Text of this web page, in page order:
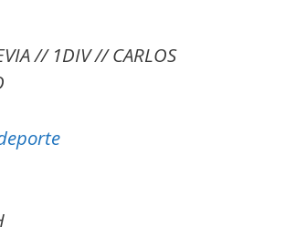
// 1DIV // CARLOS